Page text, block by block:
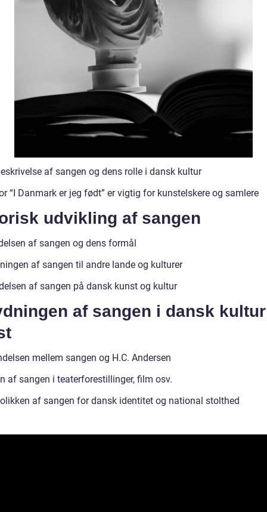
af sangen og dens rolle i dansk kultur
“I Danmark er jeg født” er vigtig for kunstelskere og samlere
udvikling af sangen
af sangen og dens formål
af sangen til andre lande og kulturer
af sangen på dansk kunst og kultur
af sangen i dansk
mellem sangen og H.C. Andersen
af sangen i teaterforestillinger, film osv.
af sangen for dansk identitet og national stolthed